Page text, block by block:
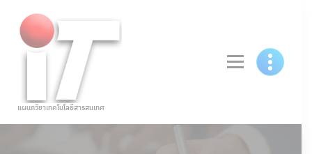
content
แผนกวิชาเทคโนโลยีสารสนเทศ